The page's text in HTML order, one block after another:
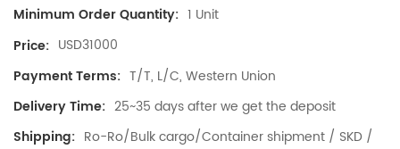
Minimum Order Quantity: 1 Unit
Price: USD31000
Payment Terms: T/T, L/C, Western Union
Delivery Time: 25~35 days after we get the deposit
Shipping: Ro-Ro/Bulk cargo/Container shipment / SKD /